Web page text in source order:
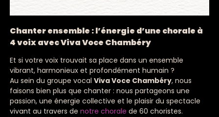
Chanter ensemble : l’énergie d’une chorale à
4 voix avec Viva Voce Chambéry
Et si votre voix trouvait sa place dans un ensemble
vibrant, harmonieux et profondément humain ?
Au sein du groupe vocal Viva Voce Chambéry, nous
faisons bien plus que chanter : nous partageons une
passion, une énergie collective et le plaisir du spectacle
vivant au travers de notre chorale de 60 choristes.